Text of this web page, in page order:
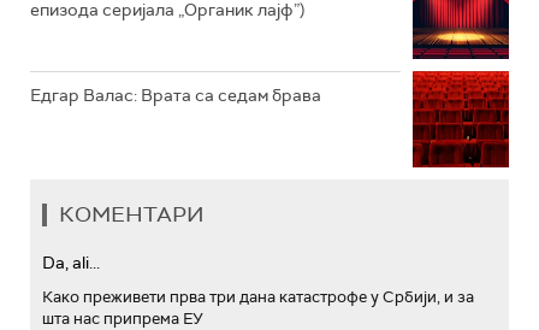
епизода серијала „Органик лајф”)
Едгар Валас: Врата са седам брава
КОМЕНТАРИ
Da, ali...
Како преживети прва три дана катастрофе у Србији, и за
шта нас припрема ЕУ